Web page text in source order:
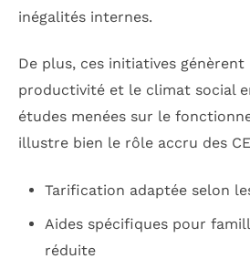
inégalités internes.
De plus, ces initiatives
productivité et le climat social
études menées sur le
illustre bien le rôle accru des
Tarification adaptée selon
Aides spécifiques pour
réduite